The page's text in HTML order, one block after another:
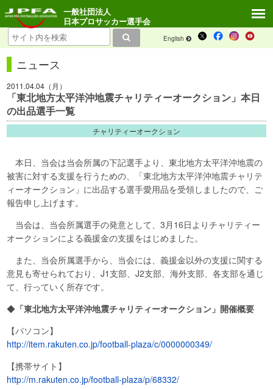
English
一般社団法人
日本プロサッカー選手会
ニュース
2011.04.04（月）
「東北地方太平洋沖地震チャリティーオークション」本日
の出品選手一覧
チャリティーオークション
本日、当会は当会所属の下記選手より、東北地方太平洋沖地震の
被害に対する支援を行うための、「東北地方太平洋沖地震チャリテ
ィーオークション」に出品する選手愛用品を受領しましたので、ご
報告申し上げます。
当会は、当会所属選手の発意として、3月16日よりチャリティー
オークションによる義援金の支援をはじめました。
また、当会所属選手から、当会には、義援金以外の支援に関する
意見も寄せられており、J1支部、J2支部、海外支部、各支部を通じ
て、行っていく所存です。
◆ 「東北地方太平洋沖地震チャリティーオークション」開催概要
【パソコン】
http://item.rakuten.co.jp/football-plaza/c/0000000349/
【携帯サイト】
http://m.rakuten.co.jp/football-plaza/p/68332/